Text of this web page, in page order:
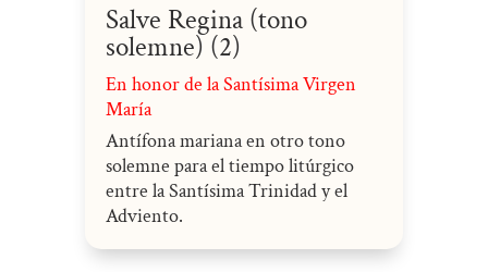
Salve Regina (tono
solemne) (2)
En honor de la Santísima Virgen
María
Antífona mariana en otro tono
solemne para el tiempo litúrgico
entre la Santísima Trinidad y el
Adviento.